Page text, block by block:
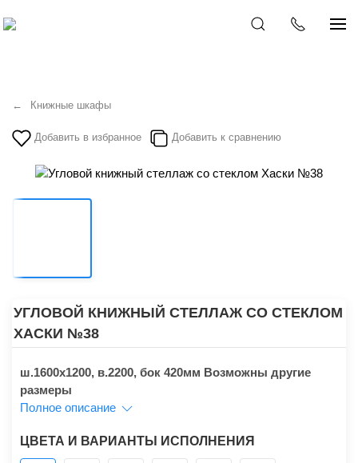
Книжные шкафы
Добавить в избранное Добавить к сравнению
УГЛОВОЙ КНИЖНЫЙ СТЕЛЛАЖ СО СТЕКЛОМ
ХАСКИ №38
ш.1600x1200, в.2200, бок 420мм Возможны другие
размеры
Полное описание
ЦВЕТА И ВАРИАНТЫ ИСПОЛНЕНИЯ